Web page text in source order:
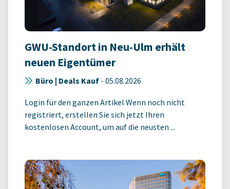
GWU-Standort in Neu-Ulm erhält
neuen Eigentümer
Büro | Deals Kauf - 05.08.2026
Login für den ganzen Artikel Wenn noch nicht
registriert, erstellen Sie sich jetzt Ihren
kostenlosen Account, um auf die neusten ...